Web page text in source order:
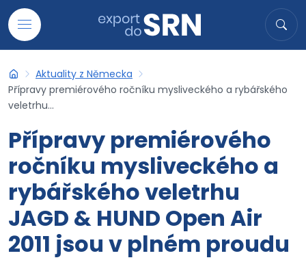
Přejít na obsah
Hledat
Export do SRN
Aktuality z Německa
Přípravy premiérového ročníku mysliveckého a rybářského
veletrhu...
Přípravy premiérového
ročníku mysliveckého a
rybářského veletrhu
JAGD & HUND Open Air
2011 jsou v plném proudu